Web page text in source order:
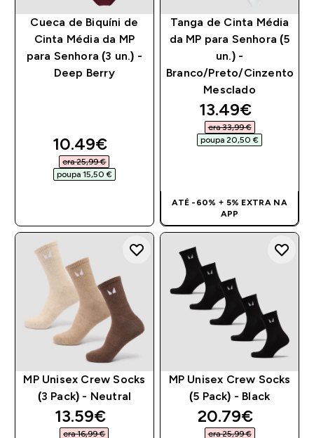
Cueca de Biquíni de
Cinta Média da MP
para Senhora (3 un.) -
Deep Berry
discounted price
10.49€‎
era 25,99 €‎
poupa 15,50 €‎
Tanga de Cinta Média
da MP para Senhora (5
un.) -
Branco/Preto/Cinzento
Mesclado
discounted
13.49€‎
era 33,99 €‎
poupa 20,50 €‎
ATÉ -60% + 5% EXTRA NA
APP
MP Unisex Crew Socks
(3 Pack) - Neutral
discounted price
13.59€‎
era 16,99 €‎
MP Unisex Crew Socks
(5 Pack) - Black
discounted
20.79€‎
era 25,99 €‎